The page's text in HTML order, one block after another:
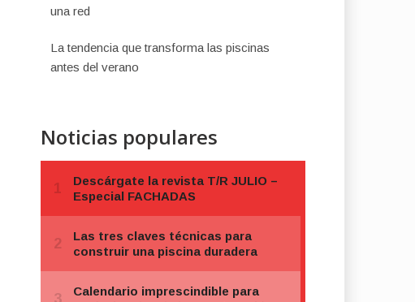
una red
La tendencia que transforma las piscinas
antes del verano
Noticias populares